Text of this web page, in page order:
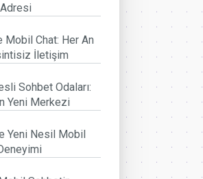
Mobil Chat: Her An
İletişim
Sohbet Odaları:
Yeni Merkezi
Yeni Nesil Mobil